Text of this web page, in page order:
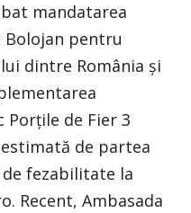
mandatarea
pentru
dintre România și
de Fier 3
de partea
fezabilitate la
Recent, Ambasada